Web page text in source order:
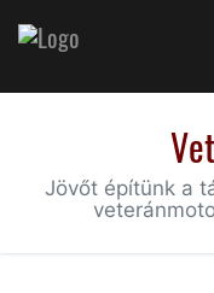
Jövőt építünk a